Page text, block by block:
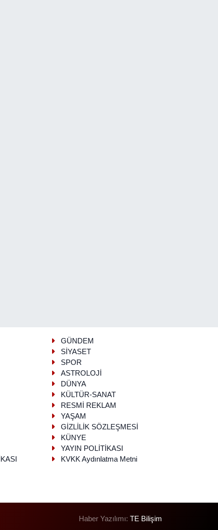
GÜNDEM
SİYASET
SPOR
ASTROLOJİ
DÜNYA
KÜLTÜR-SANAT
RESMİ REKLAM
YAŞAM
GİZLİLİK SÖZLEŞMESİ
KÜNYE
YAYIN POLİTİKASI
KVKK Aydınlatma Metni
Haber Yazılımı:TE Bilişim